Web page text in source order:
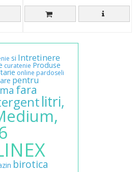
si Intretinere
curatenie Produse
online pardoseli
pentru
fara
litri,
birotica